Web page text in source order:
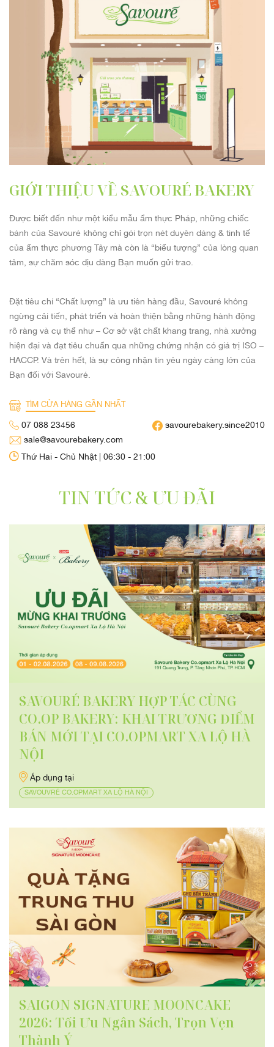
GIỚI THIỆU VỀ SAVOURÉ BAKERY
Được biết đến như một kiểu mẫu ẩm thực Pháp, những chiếc
bánh của Savouré không chỉ gói trọn nét duyên dáng & tinh tế
của ẩm thực phương Tây mà còn là “biểu tượng” của lòng quan
tâm, sự chăm sóc dịu dàng Bạn muốn gửi trao.
Đặt tiêu chí “Chất lượng” là ưu tiên hàng đầu, Savouré không
ngừng cải tiến, phát triển và hoàn thiện bằng những hành động
rõ ràng và cụ thể như – Cơ sở vật chất khang trang, nhà xưởng
hiện đại và đạt tiêu chuẩn qua những chứng nhận có giá trị ISO –
HACCP. Và trên hết, là sự công nhận tin yêu ngày càng lớn của
Bạn đối với Savouré.
TÌM CỬA HÀNG GẦN NHẤT
07 088 23456
savourebakery.since2010
sale@savourebakery.com
Thứ Hai - Chủ Nhật | 06:30 - 21:00
TIN TỨC & ƯU ĐÃI
SAVOURÉ BAKERY HỢP TÁC CÙNG
CO.OP BAKERY: KHAI TRƯƠNG ĐIỂM
BÁN MỚI TẠI CO.OPMART XA LỘ HÀ
NỘI
Áp dụng tại
SAVOUVRÉ CO.OPMART XA LỘ HÀ NỘI
SAIGON SIGNATURE MOONCAKE
2026: Tối Ưu Ngân Sách, Trọn Vẹn
Thành Ý